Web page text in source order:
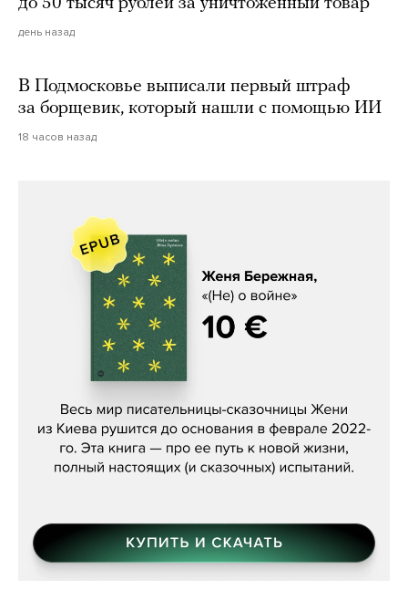
день назад
В Подмосковье выписали первый штраф
за борщевик, который нашли с помощью ИИ
18 часов назад
Женя Бережная, «(Не) о войне»